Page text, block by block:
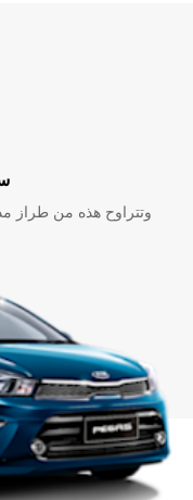
وتتراوح هذه من طراز